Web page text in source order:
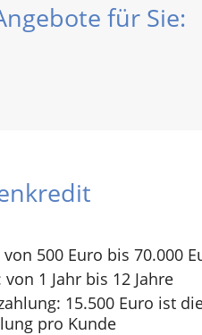
für Sie:
500 Euro bis 70.000
1 Jahr bis 12 Jahre
15.500 Euro ist
pro Kunde